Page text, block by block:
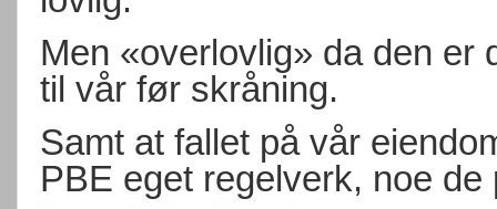
Men «overlovlig» da den
til vår før skråning.
Samt at fallet på vår
PBE eget regelverk, noe